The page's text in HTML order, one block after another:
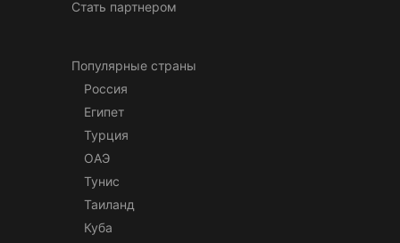
Стать партнером
Популярные страны
Россия
Египет
Турция
ОАЭ
Тунис
Таиланд
Куба